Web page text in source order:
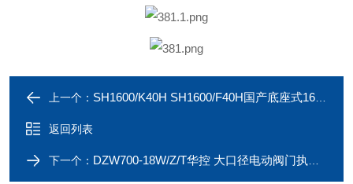
上一个： SH1600/K40H SH1600/F40H国产底座式1600Nm电动执行器
返回列表
下一个： DZW700-18W/Z/T华控 大口径电动阀门执行器